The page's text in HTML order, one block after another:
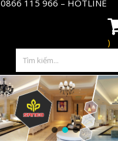
0866 115 966 – HOTLINE
)